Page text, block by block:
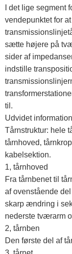
I det lige
vendepunktet for
sætte højere på
sider af
indstille
til.
Udvidet information
Tårnstruktur: hele
tårnhoved,
kabelsektion.
1, tårnhoved
Fra tårnbenet til
af ovenstående
skarp ændring i
nederste tværarm
2, tårnben
Den første del af